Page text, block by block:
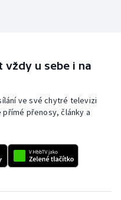
u sebe i na
ve své chytré televizi
přenosy, články a